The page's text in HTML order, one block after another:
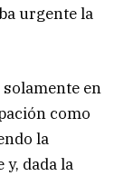
urgente la
en
como
la
dada la